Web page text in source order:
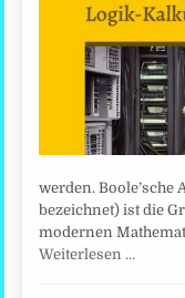
werden. Boole’sche
bezeichnet) ist die
modernen
Weiterlesen …